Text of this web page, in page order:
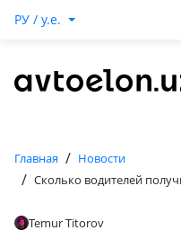
РУ / y.e.
Главная / Новости
/ Сколько водителей
Temur Titorov